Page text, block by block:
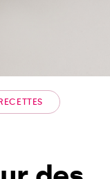
RECETTES